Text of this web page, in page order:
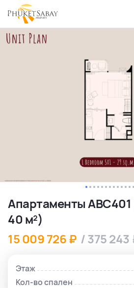
Апартаменты
40 м²)
15 009 726 ₽ / 375 243
Этаж
Кол-во спален